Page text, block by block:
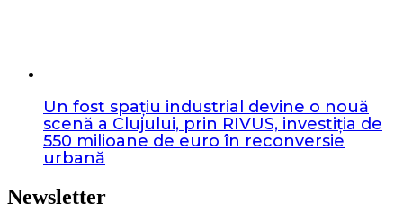
Un fost spațiu industrial devine o nouă
scenă a Clujului, prin RIVUS, investiția de
550 milioane de euro în reconversie
urbană
Newsletter